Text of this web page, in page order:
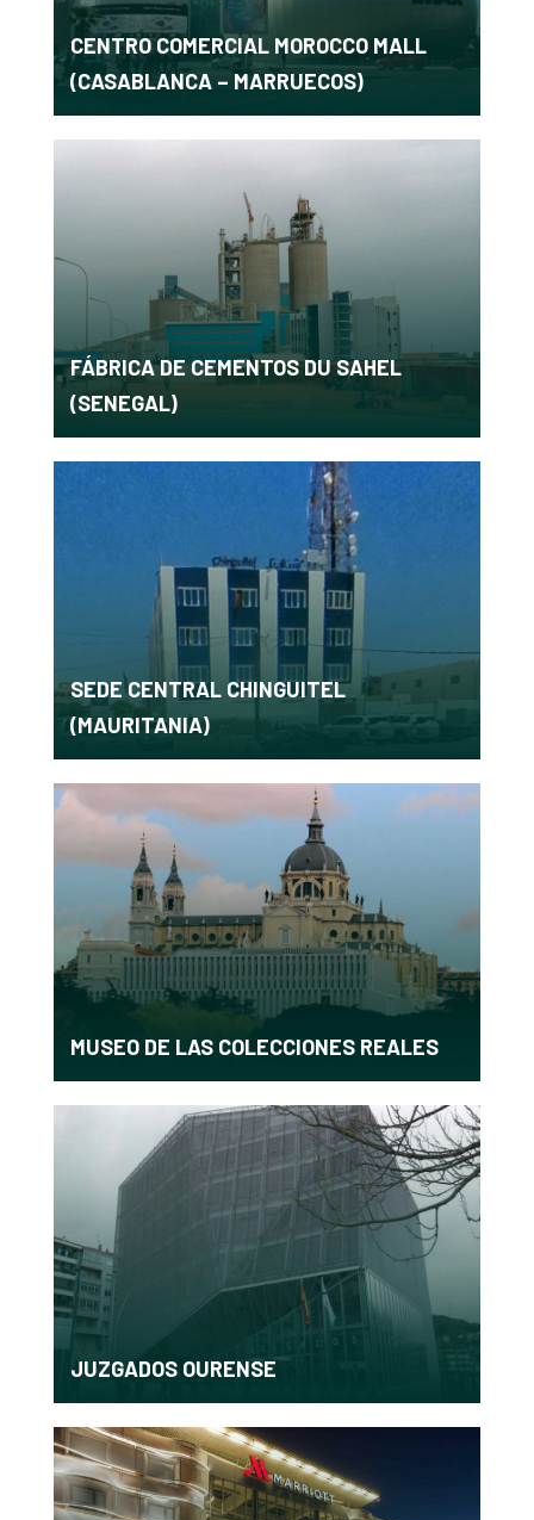
CENTRO COMERCIAL MOROCCO MALL
(CASABLANCA – MARRUECOS)
FÁBRICA DE CEMENTOS DU SAHEL
(SENEGAL)
SEDE CENTRAL CHINGUITEL
(MAURITANIA)
MUSEO DE LAS COLECCIONES REALES
JUZGADOS OURENSE